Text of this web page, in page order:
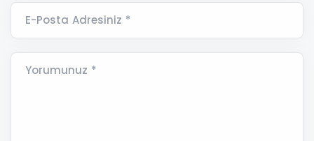
E-Posta Adresiniz *
Yorumunuz *